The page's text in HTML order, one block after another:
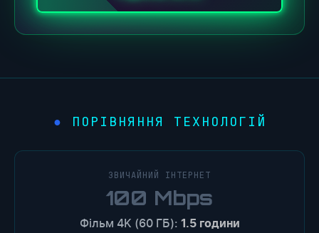
ПОРІВНЯННЯ ТЕХНОЛОГІЙ
ЗВИЧАЙНИЙ ІНТЕРНЕТ
100 Mbps
Фільм 4K (60 ГБ): 1.5 години